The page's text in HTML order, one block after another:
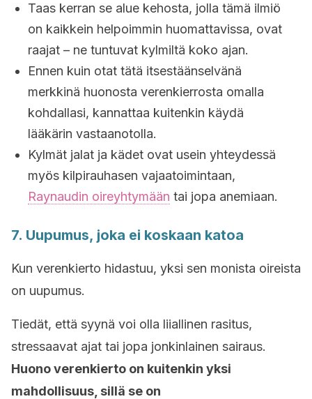
Taas kerran se alue kehosta, jolla tämä ilmiö
on kaikkein helpoimmin huomattavissa, ovat
raajat – ne tuntuvat kylmiltä koko ajan.
Ennen kuin otat tätä itsestäänselvänä
merkkinä huonosta verenkierrosta omalla
kohdallasi, kannattaa kuitenkin käydä
lääkärin vastaanotolla.
Kylmät jalat ja kädet ovat usein yhteydessä
myös kilpirauhasen vajaatoimintaan,
Raynaudin oireyhtymään tai jopa anemiaan.
7. Uupumus, joka ei koskaan katoa
Kun verenkierto hidastuu, yksi sen monista oireista
on uupumus.
Tiedät, että syynä voi olla liiallinen rasitus,
stressaavat ajat tai jopa jonkinlainen sairaus.
Huono verenkierto on kuitenkin yksi
mahdollisuus, sillä se on